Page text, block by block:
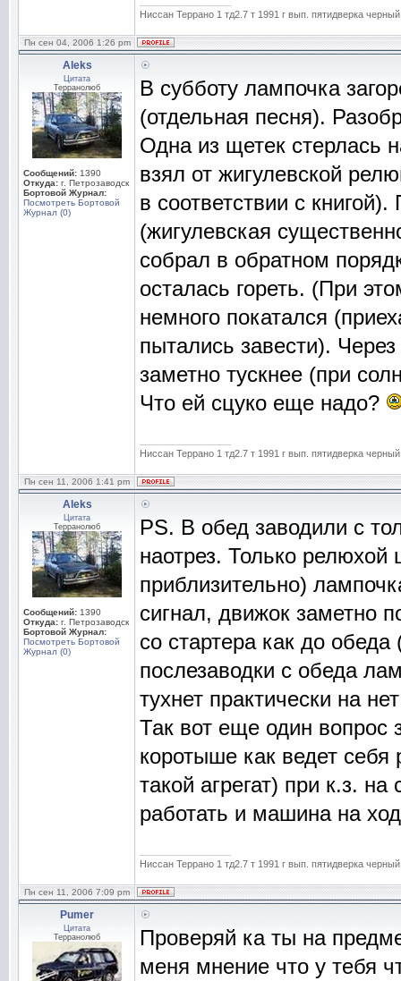
Ниссан Террано 1 тд2.7 т 1991 г вып. пятидверка
Пн сен 04, 2006 1:26 pm
Aleks
Цитата
Терранолюб
Сообщений: 1390
Откуда: г. Петрозаводск
Бортовой Журнал:
Посмотреть Бортовой
Журнал (0)
В субботу лампочка
(отдельная песня).
Одна из щетек стерлась
взял от жигулевской
в соответствии с
(жигулевская
собрал в обратном
осталась гореть. (При
немного покатался
пытались завести).
заметно тускнее (при
Что ей сцуко еще надо?
Ниссан Террано 1 тд2.7 т 1991 г вып. пятидверка
Пн сен 11, 2006 1:41 pm
Aleks
Цитата
Терранолюб
Сообщений: 1390
Откуда: г. Петрозаводск
Бортовой Журнал:
Посмотреть Бортовой
Журнал (0)
PS. В обед заводили с
наотрез. Только
приблизительно)
сигнал, движок заметно
со стартера как до
послезаводки с обеда
тухнет практически на
Так вот еще один
коротыше как ведет
такой агрегат) при к.з.
работать и машина на
Ниссан Террано 1 тд2.7 т 1991 г вып. пятидверка
Пн сен 11, 2006 7:09 pm
Pumer
Цитата
Терранолюб
Проверяй ка ты на
меня мнение что у тебя